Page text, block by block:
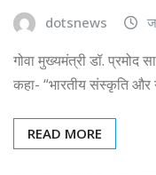
dotsnews
गोवा मुख्यमंत्री डॉ. प्रमोद
कहा- “भारतीय संस्कृति और
READ MORE